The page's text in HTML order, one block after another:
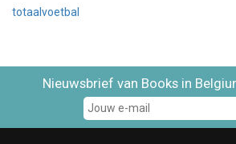
totaalvoetbal
Nieuwsbrief van Books in